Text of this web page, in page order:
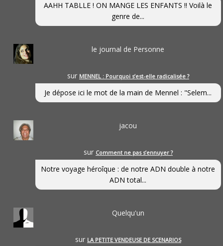
AAHH TABLLE ! ON MANGE LES ENFANTS !! Voilà le
genre de...
le journal de Personne
sur MENNEL : Pourquoi s’est-elle radicalisée ?
Je dépose ici le mot de la main de Mennel : "Selem...
jacou
sur Comment ne pas s’ennuyer ?
Notre voyage héroîque : de notre ADN double à notre
ADN total...
Quelqu'un
sur LA PETITE VENDEUSE DE SCENARIOS